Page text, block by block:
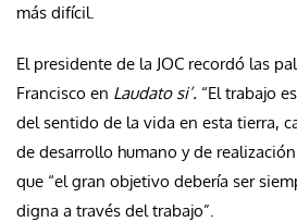
más difícil.
El presidente de la JOC recordó las
Francisco en Laudato si’. “El trabajo
del sentido de la vida en esta tierra,
de desarrollo humano y de
que “el gran objetivo debería ser
digna a través del trabajo”.